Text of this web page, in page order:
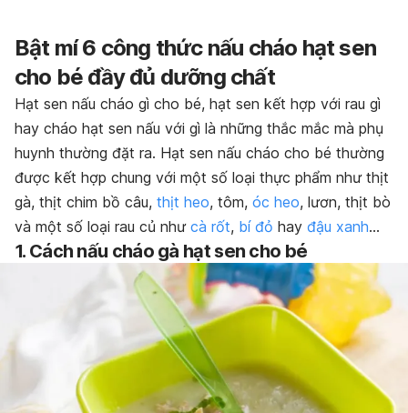
Bật mí 6 công thức nấu cháo hạt sen
cho bé đầy đủ dưỡng chất
Hạt sen nấu cháo gì cho bé, hạt sen kết hợp với rau gì
hay cháo hạt sen nấu với gì là những thắc mắc mà phụ
huynh thường đặt ra. Hạt sen nấu cháo cho bé thường
được kết hợp chung với một số loại thực phẩm như thịt
gà, thịt chim bồ câu, thịt heo, tôm, óc heo, lươn, thịt bò
và một số loại rau củ như cà rốt, bí đỏ hay đậu xanh…
1. Cách nấu cháo gà hạt sen cho bé